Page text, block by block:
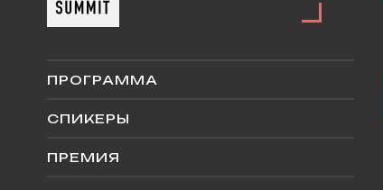
ПРОГРАММА
СПИКЕРЫ
ПРЕМИЯ